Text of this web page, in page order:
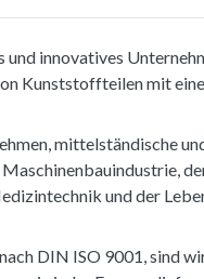
innovatives
Kunststoffteilen mit
mittelständische
und der
DIN ISO 9001, sind